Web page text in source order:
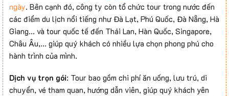
ngày. Bên cạnh đó, công ty còn tổ chức tour trong nước đến
các điểm du lịch nổi tiếng như Đà Lạt, Phú Quốc, Đà Nẵng, Hà
Giang… và tour quốc tế đến Thái Lan, Hàn Quốc, Singapore,
Châu Âu,… giúp quý khách có nhiều lựa chọn phong phú cho
hành trình của mình.
Dịch vụ trọn gói: Tour bao gồm chi phí ăn uống, lưu trú, di
chuyển, vé tham quan, hướng dẫn viên, giúp quý khách yên